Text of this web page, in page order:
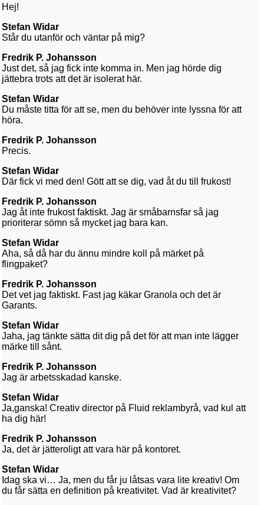
Hej!
Stefan Widar
Står du utanför och väntar på mig?
Fredrik P. Johansson
Just det, så jag fick inte komma in. Men jag hörde dig
jättebra trots att det är isolerat här.
Stefan Widar
Du måste titta för att se, men du behöver inte lyssna för att
höra.
Fredrik P. Johansson
Precis.
Stefan Widar
Där fick vi med den! Gött att se dig, vad åt du till frukost!
Fredrik P. Johansson
Jag åt inte frukost faktiskt. Jag är småbarnsfar så jag
prioriterar sömn så mycket jag bara kan.
Stefan Widar
Aha, så då har du ännu mindre koll på märket på
flingpaket?
Fredrik P. Johansson
Det vet jag faktiskt. Fast jag käkar Granola och det är
Garants.
Stefan Widar
Jaha, jag tänkte sätta dit dig på det för att man inte lägger
märke till sånt.
Fredrik P. Johansson
Jag är arbetsskadad kanske.
Stefan Widar
Ja,ganska! Creativ director på Fluid reklambyrå, vad kul att
ha dig här!
Fredrik P. Johansson
Ja, det är jätteroligt att vara här på kontoret.
Stefan Widar
Idag ska vi… Ja, men du får ju låtsas vara lite kreativ! Om
du får sätta en definition på kreativitet. Vad är kreativitet?